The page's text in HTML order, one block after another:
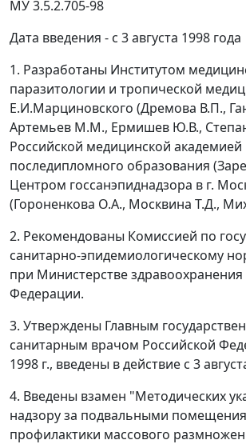
МУ 3.5.2.705-98
Дата введения - с 3 августа 1998 года
1. Разработаны Институтом
паразитологии и тропической
Е.И.Марциновского (Дремова В.П.,
Артемьев М.М., Ермишев Ю.В.,
Российской медицинской академией
последипломного образования
Центром госсанэпиднадзора в г.
(Гороненкова О.А., Москвина Т.Д.,
2. Рекомендованы Комиссией по
санитарно-эпидемиологическому
при Министерстве здравоохранения
Федерации.
3. Утверждены Главным
санитарным врачом Российской
1998 г., введены в действие с 3
4. Введены взамен "Методических
надзору за подвальными
профилактики массового